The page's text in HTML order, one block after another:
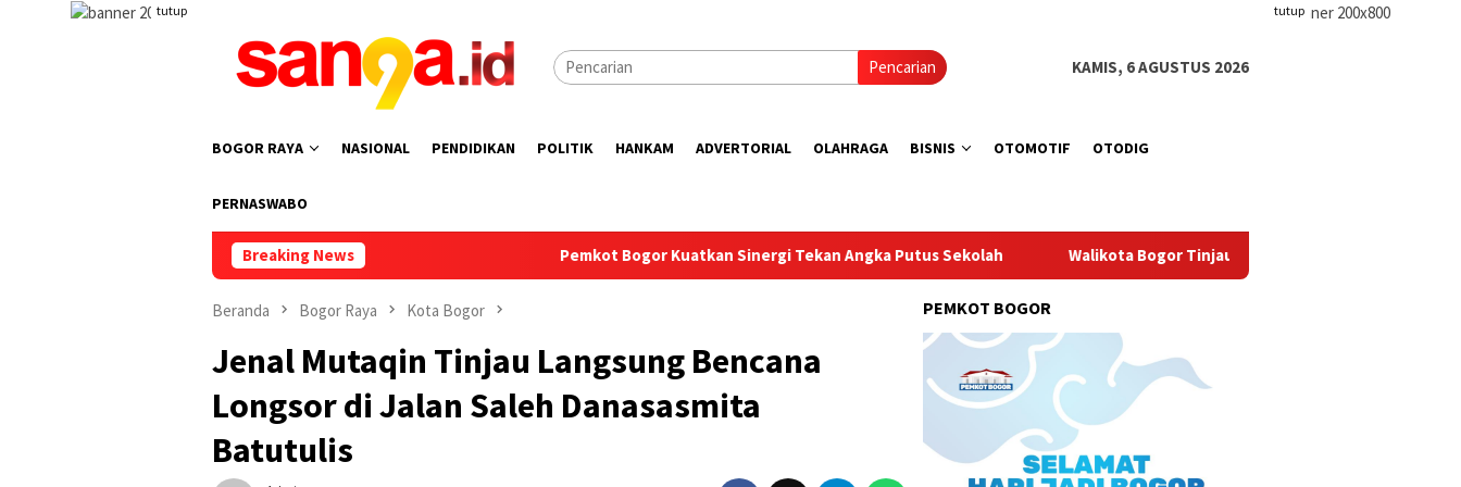
tutup tutup
Pencarian KAMIS, 6 AGUSTUS 2026
BOGOR RAYA NASIONAL PENDIDIKAN POLITIK HANKAM ADVERTORIAL OLAHRAGA BISNIS OTOMOTIF OTODIG
PERNASWABO
Breaking News Pemkot Bogor Kuatkan Sinergi Tekan Angka Putus Sekolah Walikota Bogor Tinjau Pembangunan Pasar Merdeka, Siap Tampung
Beranda Bogor Raya Kota Bogor
Jenal Mutaqin Tinjau Langsung Bencana
Longsor di Jalan Saleh Danasasmita
Batutulis
PEMKOT BOGOR